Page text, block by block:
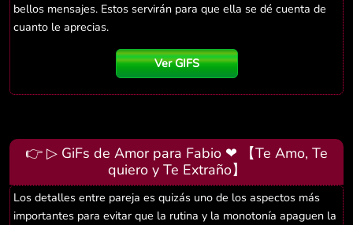
bellos mensajes. Estos servirán para que ella se dé cuenta de
cuanto le aprecias.
Ver GIFS
👉 ▷ GiFs de Amor para Fabio ❤ 【Te Amo, Te
quiero y Te Extraño】
Los detalles entre pareja es quizás uno de los aspectos más
importantes para evitar que la rutina y la monotonía apaguen la